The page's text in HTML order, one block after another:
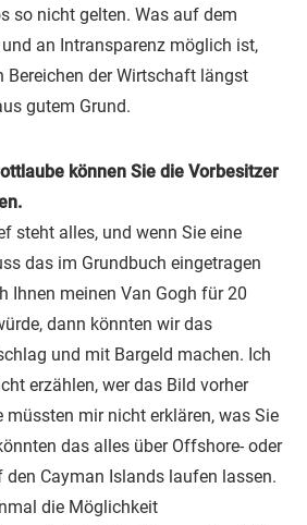
so nicht gelten. Was auf dem
an Intransparenz möglich ist,
Bereichen der Wirtschaft längst
gutem Grund.
können Sie die Vorbesitzer
steht alles, und wenn Sie eine
das im Grundbuch eingetragen
Ihnen meinen Van Gogh für 20
dann könnten wir das
und mit Bargeld machen. Ich
erzählen, wer das Bild vorher
müssten mir nicht erklären, was Sie
das alles über Offshore- oder
Cayman Islands laufen lassen.
die Möglichkeit